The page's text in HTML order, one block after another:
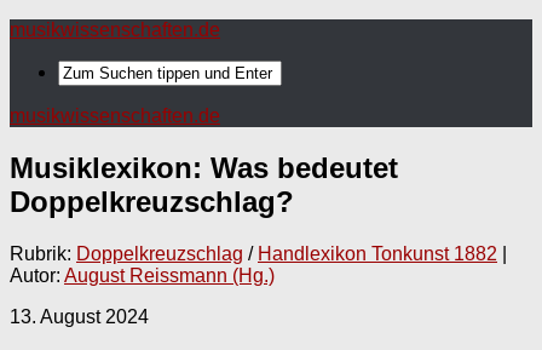
musikwissenschaften.de
musikwissenschaften.de
Musiklexikon: Was bedeutet
Doppelkreuzschlag?
Rubrik: Doppelkreuzschlag / Handlexikon Tonkunst 1882
Autor: August Reissmann (Hg.)
13. August 2024